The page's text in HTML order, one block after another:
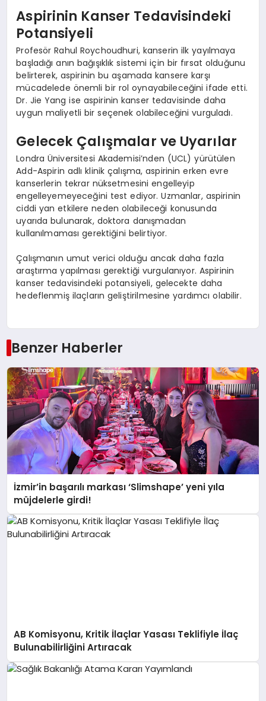
Aspirinin Kanser Tedavisindeki
Potansiyeli
Profesör Rahul Roychoudhuri, kanserin ilk yayılmaya
başladığı anın bağışıklık sistemi için bir fırsat olduğunu
belirterek, aspirinin bu aşamada kansere karşı
mücadelede önemli bir rol oynayabileceğini ifade etti.
Dr. Jie Yang ise aspirinin kanser tedavisinde daha
uygun maliyetli bir seçenek olabileceğini vurguladı.
Gelecek Çalışmalar ve Uyarılar
Londra Üniversitesi Akademisi’nden (UCL) yürütülen
Add-Aspirin adlı klinik çalışma, aspirinin erken evre
kanserlerin tekrar nüksetmesini engelleyip
engelleyemeyeceğini test ediyor. Uzmanlar, aspirinin
ciddi yan etkilere neden olabileceği konusunda
uyarıda bulunarak, doktora danışmadan
kullanılmaması gerektiğini belirtiyor.
Çalışmanın umut verici olduğu ancak daha fazla
araştırma yapılması gerektiği vurgulanıyor. Aspirinin
kanser tedavisindeki potansiyeli, gelecekte daha
hedeflenmiş ilaçların geliştirilmesine yardımcı olabilir.
Benzer Haberler
İzmir’in başarılı markası ‘Slimshape’ yeni yıla
müjdelerle girdi!
AB Komisyonu, Kritik İlaçlar Yasası Teklifiyle İlaç
Bulunabilirliğini Artıracak